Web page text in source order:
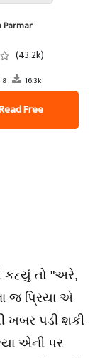
Parmar
(43.2k)
8 16.3k
Free
તો "અરે,
જ પ્રિયા એ
ખબર પડી શકી
એની પર